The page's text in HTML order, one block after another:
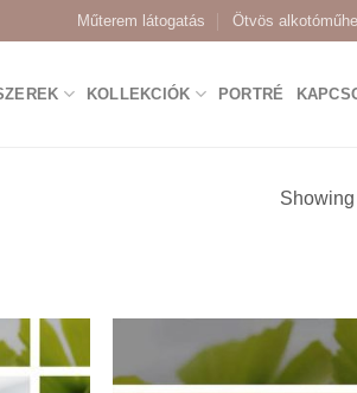
Műterem látogatás Ötvös
KOLLEKCIÓK PORTRÉ
Add to